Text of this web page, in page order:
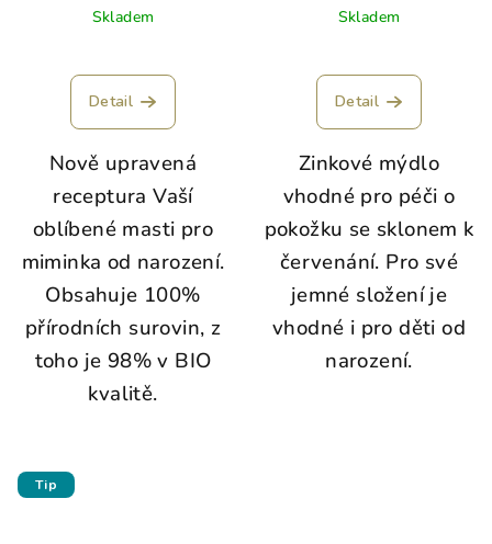
Skladem
Detail
Nově upravená
receptura Vaší
oblíbené masti pro
miminka od narození.
Obsahuje 100%
přírodních surovin, z
toho je 98% v BIO
kvalitě.
Skladem
Detail
Zinkové mýdlo
vhodné pro péči o
pokožku se sklonem k
červenání. Pro své
jemné složení je
vhodné i pro děti od
narození.
Tip